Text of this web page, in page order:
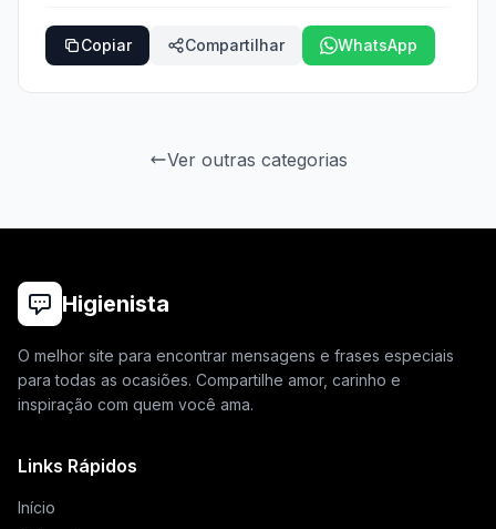
Copiar Compartilhar WhatsApp
Ver outras categorias
Higienista
O melhor site para encontrar mensagens e frases especiais
para todas as ocasiões. Compartilhe amor, carinho e
inspiração com quem você ama.
Links Rápidos
Início